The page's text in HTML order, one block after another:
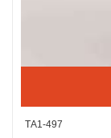
ТА1-497